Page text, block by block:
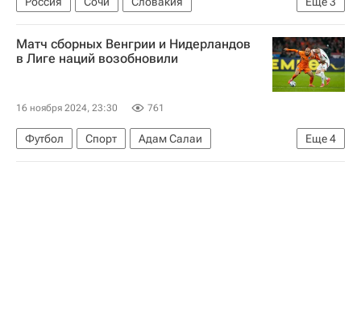
Дмитрий Медведев
БРИКС В мире
Матч сборных Венгрии и Нидерландов
в Лиге наций возобновили
16 ноября 2024, 23:30 761
Еще4
Футбол Спорт
Адам Салаи
Лига Наций
Венгрия
Нидерланды